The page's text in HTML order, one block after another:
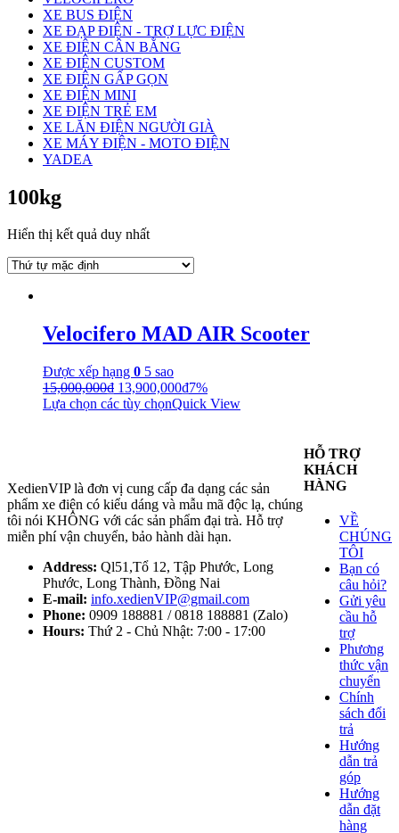
XE BUS ĐIỆN
XE ĐẠP ĐIỆN - TRỢ LỰC ĐIỆN
XE ĐIỆN CÂN BẰNG
XE ĐIỆN CUSTOM
XE ĐIỆN GẤP GỌN
XE ĐIỆN MINI
XE ĐIỆN TRẺ EM
XE LĂN ĐIỆN NGƯỜI GIÀ
XE MÁY ĐIỆN - MOTO ĐIỆN
YADEA
100kg
Hiển thị kết quả duy nhất
Velocifero MAD AIR Scooter
Được xếp hạng 0 5 sao
15,000,000₫ 13,900,000₫7%
Lựa chọn các tùy chọnQuick View
XedienVIP là đơn vị cung cấp đa dạng các sản
phẩm xe điện có kiểu dáng và mẫu mã độc lạ, chúng
tôi nói KHÔNG với các sản phẩm đại trà. Hỗ trợ
miễn phí vận chuyển, bảo hành dài hạn.
Address: Ql51,Tổ 12, Tập Phước, Long
Phước, Long Thành, Đồng Nai
E-mail: info.xedienVIP@gmail.com
Phone: 0909 188881 / 0818 188881 (Zalo)
Hours: Thứ 2 - Chủ Nhật: 7:00 - 17:00
HỖ TRỢ
KHÁCH
HÀNG
VỀ
CHÚNG
TÔI
Bạn có
câu hỏi?
Gửi yêu
cầu hỗ
trợ
Phương
thức vận
chuyển
Chính
sách đổi
trả
Hướng
dẫn trả
góp
Hướng
dẫn đặt
hàng